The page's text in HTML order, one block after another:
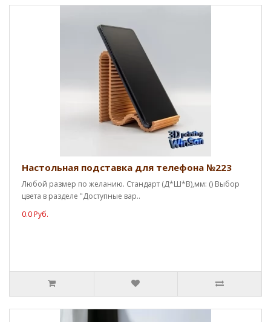
Настольная подставка для телефона №223
Любой размер по желанию. Стандарт (Д*Ш*В),мм: () Выбор
цвета в разделе "Доступные вар..
0.0 Руб.